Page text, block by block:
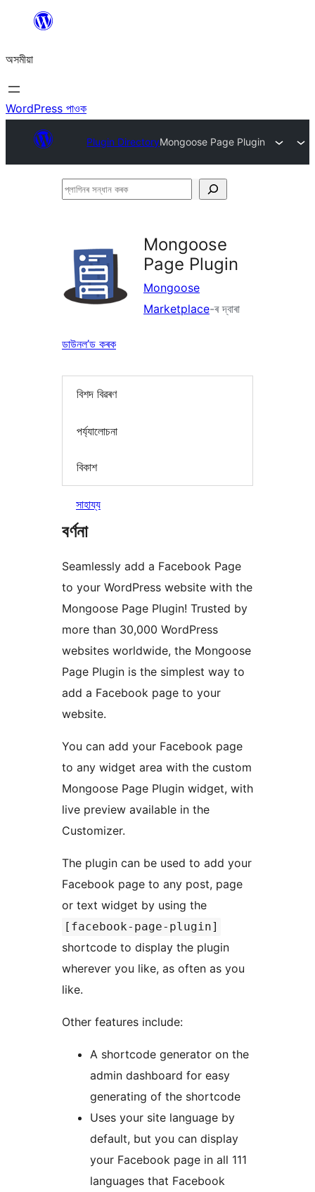
বিষয়বস্তুলৈ
যাওক
অসমীয়া
WordPress পাওক
Plugin DirectoryMongoose Page Plugin
প্লাগিনৰ
Mongoose
Page Plugin
Mongoose
Marketplace-ৰ দ্বাৰা
ডাউনল’ড কৰক
বিশদ বিৱৰণ
পৰ্য্যালোচনা
বিকাশ
সাহায্য
বৰ্ণনা
Seamlessly add a Facebook Page
to your WordPress website with the
Mongoose Page Plugin! Trusted by
more than 30,000 WordPress
websites worldwide, the Mongoose
Page Plugin is the simplest way to
add a Facebook page to your
website.
You can add your Facebook page
to any widget area with the custom
Mongoose Page Plugin widget, with
live preview available in the
Customizer.
The plugin can be used to add your
Facebook page to any post, page
or text widget by using the
[facebook-page-plugin]
shortcode to display the plugin
wherever you like, as often as you
like.
Other features include:
A shortcode generator on the
admin dashboard for easy
generating of the shortcode
Uses your site language by
default, but you can display
your Facebook page in all 111
languages that Facebook